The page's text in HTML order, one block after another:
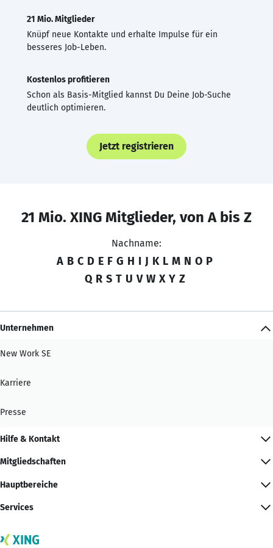
21 Mio. Mitglieder
Knüpf neue Kontakte und erhalte Impulse für ein
besseres Job-Leben.
Kostenlos profitieren
Schon als Basis-Mitglied kannst Du Deine Job-Suche
deutlich optimieren.
Jetzt registrieren
21 Mio. XING Mitglieder, von A bis Z
Nachname:
A B C D E F G H I J K L M N O P
Q R S T U V W X Y Z
Unternehmen
New Work SE
Karriere
Presse
Hilfe & Kontakt
Mitgliedschaften
Hauptbereiche
Services